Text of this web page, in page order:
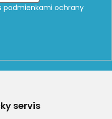
podmienkami ochrany
servis